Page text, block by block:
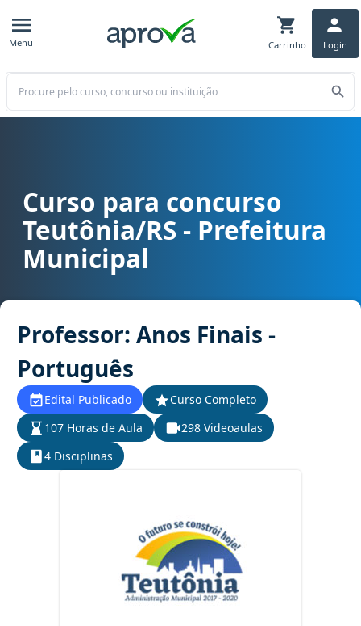
Menu Carrinho Login
Buscar
Curso para concurso Teutônia/RS - Prefeitura Municipal cargo
Curso para concurso
Teutônia/RS - Prefeitura
Municipal
Professor: Anos Finais -
Português
Edital Publicado
Curso Completo
107 Horas de Aula
298 Videoaulas
4 Disciplinas